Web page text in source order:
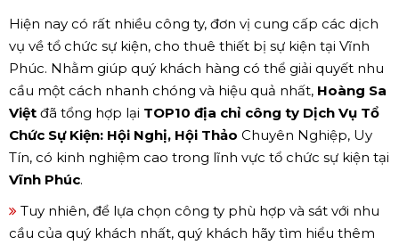
Hiện nay có rất nhiều công ty, đơn vị cung cấp các dịch
vụ về tổ chức sự kiện, cho thuê thiết bị sự kiện tại Vĩnh
Phúc. Nhằm giúp quý khách hàng có thể giải quyết nhu
cầu một cách nhanh chóng và hiệu quả nhất, Hoàng Sa
Việt đã tổng hợp lại TOP10 địa chỉ công ty Dịch Vụ Tổ
Chức Sự Kiện: Hội Nghị, Hội Thảo Chuyên Nghiệp, Uy
Tín, có kinh nghiệm cao trong lĩnh vực tổ chức sự kiện tại
Vĩnh Phúc.
Tuy nhiên, để lựa chọn công ty phù hợp và sát với nhu
cầu của quý khách nhất, quý khách hãy tìm hiểu thêm